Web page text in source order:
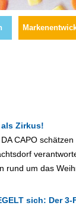
Zirkus!
CAPO
rund um das
sich: Der